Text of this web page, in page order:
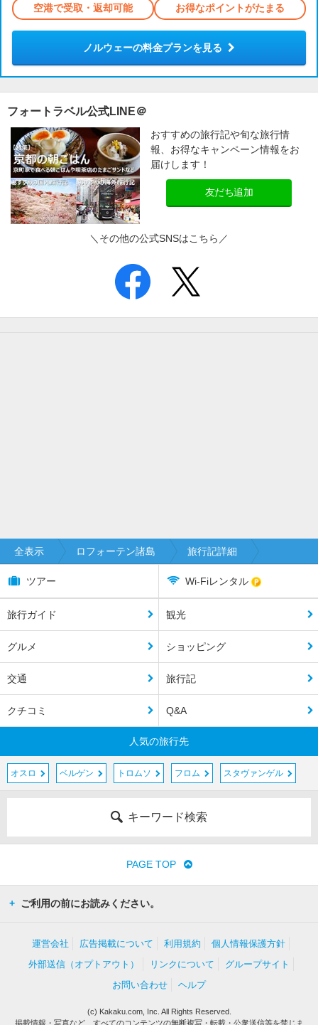
空港で受取・返却可能 お得なポイントがたまる
ノルウェーの料金プランを見る
フォートラベル公式LINE＠
おすすめの旅行記や旬な旅行情
報、お得なキャンペーン情報をお
届けします！
友だち追加
＼その他の公式SNSはこちら／
全表示 ロフォーテン諸島 旅行記詳細
ツアー Wi-Fiレンタル
旅行ガイド 観光
グルメ ショッピング
交通 旅行記
クチコミ Q&A
人気の旅行先
オスロ ベルゲン トロムソ フロム スタヴァンゲル
キーワード検索
PAGE TOP
ご利用の前にお読みください。
運営会社 広告掲載について 利用規約
個人情報保護方針
外部送信（オプトアウト）
リンクについて
グループサイト
お問い合わせ
ヘルプ
(c) Kakaku.com, Inc. All Rights Reserved.
掲載情報・写真など、すべてのコンテンツの無断複写・転載・公衆送信等を禁じま